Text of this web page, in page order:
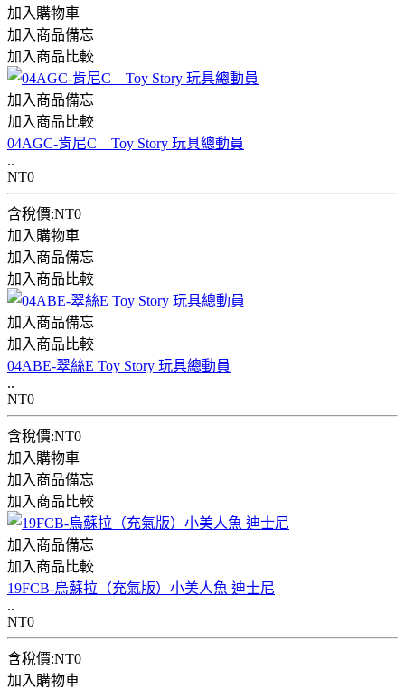
加入購物車
加入商品備忘
加入商品比較
加入商品備忘
加入商品比較
04AGC-肯尼C Toy Story 玩具總動員
..
NT0
含稅價:NT0
加入購物車
加入商品備忘
加入商品比較
加入商品備忘
加入商品比較
04ABE-翠絲E Toy Story 玩具總動員
..
NT0
含稅價:NT0
加入購物車
加入商品備忘
加入商品比較
加入商品備忘
加入商品比較
19FCB-烏蘇拉（充氣版）小美人魚 迪士尼
..
NT0
含稅價:NT0
加入購物車